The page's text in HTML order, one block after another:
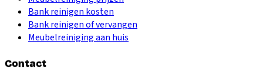
Bank reinigen kosten
Bank reinigen of vervangen
Meubelreiniging aan huis
Contact